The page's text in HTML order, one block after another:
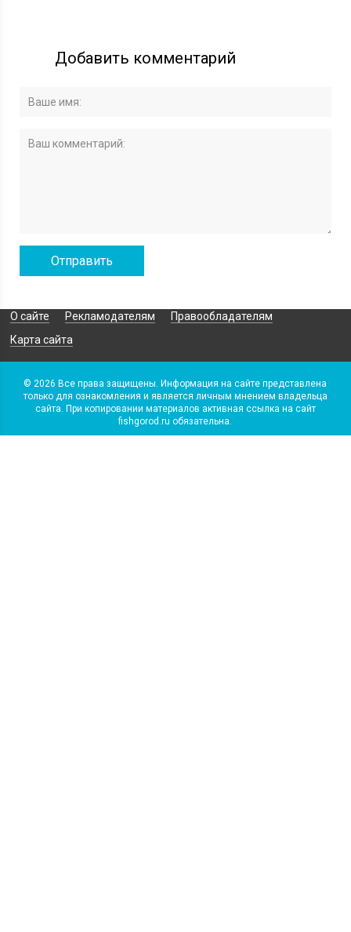
Добавить комментарий
О сайте Рекламодателям
Правообладателям
Карта сайта
© 2026 Все права защищены. Информация на сайте представлена
только для ознакомления и является личным мнением владельца
сайта. При копировании материалов активная ссылка на сайт
fishgorod.ru обязательна.